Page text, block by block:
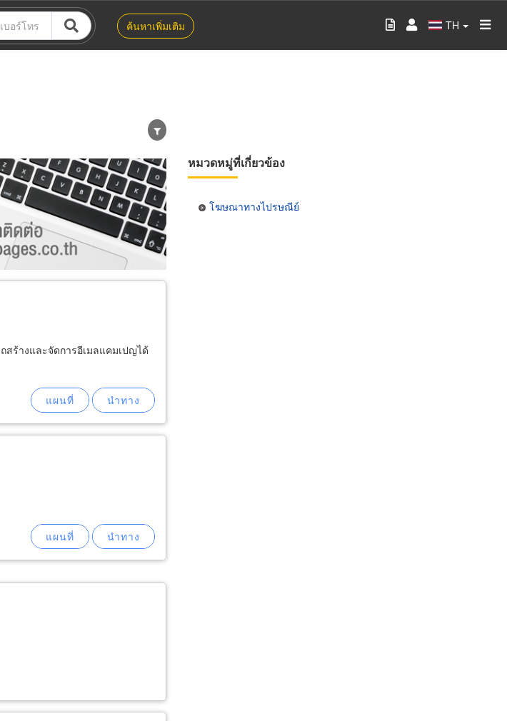
ค้นหาเพิ่มเติม TH
ธุรกิจบริการ
สร้างและจัดการอีเมลแคมเปญได้
หมวดหมู่ที่เกี่ยวข้อง
โฆษณาทางไปรษณีย์